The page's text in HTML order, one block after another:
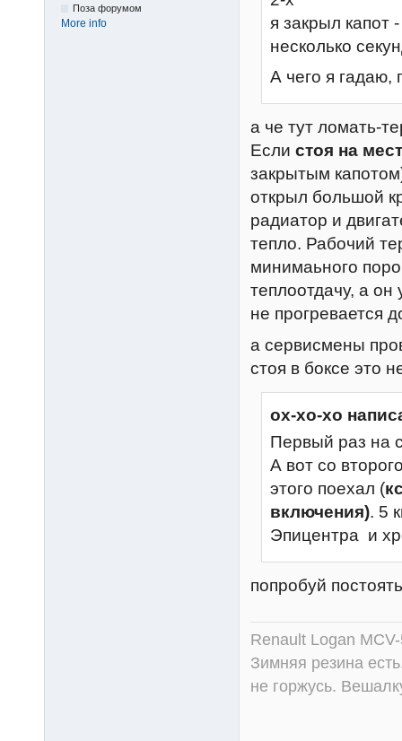
Поза форумом
More info
я закрыл капот
несколько
А чего я гадаю,
а че тут ломать-
Если стоя на
закрытым
открыл большой
радиатор и
тепло. Рабочий
минимаьного
теплоотдачу, а он
не прогревается
а сервисмены
стоя в боксе это
ох-хо-хо
Первый раз на
А вот со
этого поехал (
включения). 5
Эпицентра и
попробуй
Renault Logan
Зимняя резина
не горжусь.